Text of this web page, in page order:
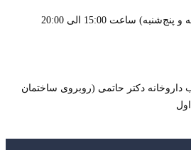
ساعت 15:00 الی 20:00
دکتر حاتمی (روبروی ساختمان